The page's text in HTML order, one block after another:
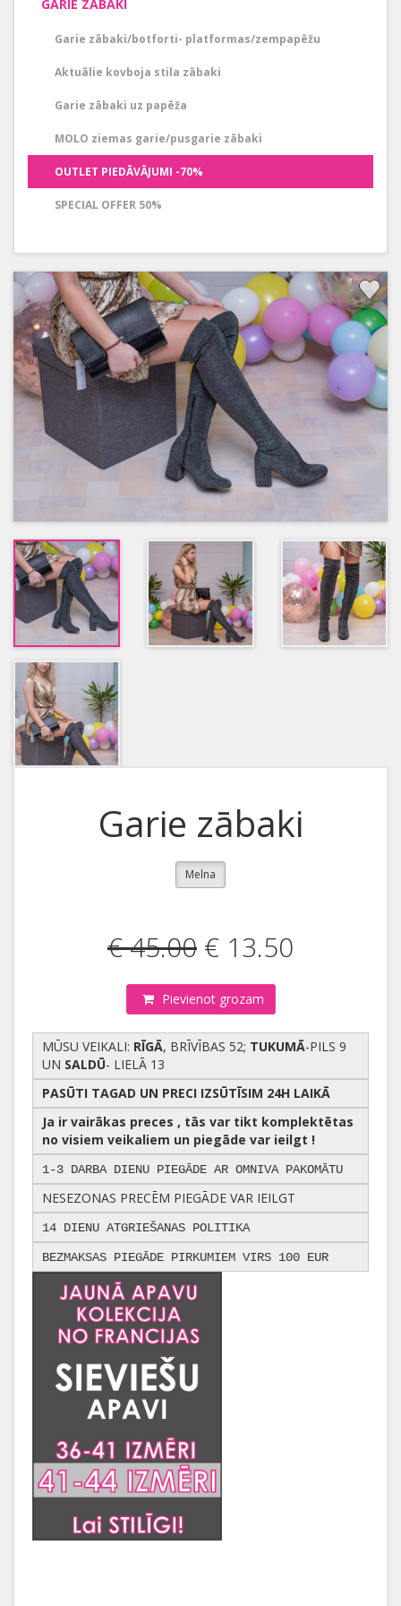
GARIE ZĀBAKI
Garie zābaki/botforti- platformas/zempapēžu
Aktuālie kovboja stila zābaki
Garie zābaki uz papēža
MOLO ziemas garie/pusgarie zābaki
OUTLET PIEDĀVĀJUMI -70%
SPECIAL OFFER 50%
Garie zābaki
Melna
€ 45.00 € 13.50
Pievienot grozam
MŪSU VEIKALI: RĪGĀ, BRĪVĪBAS 52; TUKUMĀ-PILS 9
UN SALDŪ- LIELĀ 13
PASŪTI TAGAD UN PRECI IZSŪTĪSIM 24H LAIKĀ
Ja ir vairākas preces , tās var tikt komplektētas
no visiem veikaliem un piegāde var ieilgt !
1-3 DARBA DIENU PIEGĀDE AR OMNIVA PAKOMĀTU
NESEZONAS PRECĒM PIEGĀDE VAR IEILGT
14 DIENU ATGRIEŠANAS POLITIKA
BEZMAKSAS PIEGĀDE PIRKUMIEM VIRS 100 EUR